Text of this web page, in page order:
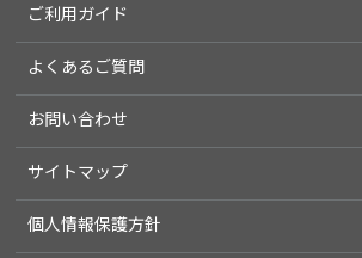
ご利用ガイド
よくあるご質問
お問い合わせ
サイトマップ
個人情報保護方針